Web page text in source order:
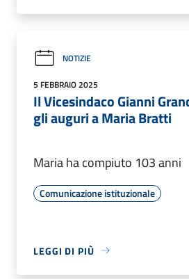
NOTIZIE
5 FEBBRAIO 2025
Il Vicesindaco Gianni
gli auguri a Maria Bratti
Maria ha compiuto 103 anni
Comunicazione istituzionale
LEGGI DI PIÙ